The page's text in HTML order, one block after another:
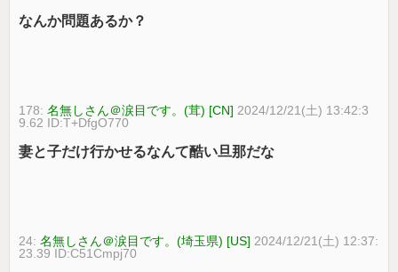
なんか問題あるか？
178:名無しさん＠涙目です。(茸) [CN] 2024/12/21(土) 13:42:3
9.62 ID:T+DfgO770
妻と子だけ行かせるなんて酷い旦那だな
24:名無しさん＠涙目です。(埼玉県) [US] 2024/12/21(土) 12:37:
23.39 ID:C51Cmpj70